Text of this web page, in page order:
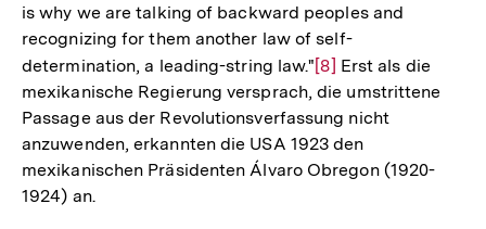
is why we are talking of backward peoples and
recognizing for them another law of self-
determination, a leading-string law."Zur
Auflösung
der
Fußnote
[8] Erst als die
mexikanische Regierung versprach, die umstrittene
Passage aus der Revolutionsverfassung nicht
anzuwenden, erkannten die USA 1923 den
mexikanischen Präsidenten Álvaro Obregon (1920-
1924) an.